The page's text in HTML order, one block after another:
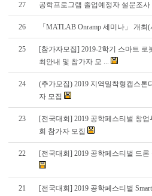
27 공학프로그램 졸업예정자 설문조사
26 「MATLAB Onramp 세미나」 개최
25
[참가자모집] 2019-2학기 스마트 로
최안내 및 참가자 모 ...
24
(추가모집) 2019 지역밀착형캡스톤
자 모집
23
[전국대회] 2019 공학페스티벌 창
회 참가자 모집
22 [전국대회] 2019 공학페스티벌 드
21
[전국대회] 2019 공학페스티벌